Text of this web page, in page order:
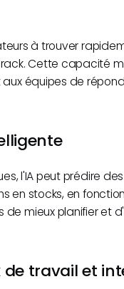
à trouver
Cette capacité
équipes de
l'IA peut prédire
en stocks, en
mieux planifier et
travail et